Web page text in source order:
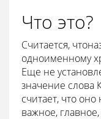
Что это?
Считается,
одноименному
Еще не
значение слова
считает, что
важное,